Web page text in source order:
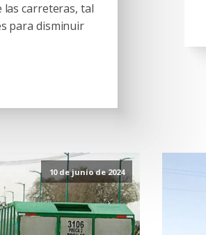
carreteras, tal
para disminuir
10 de junio de 2024